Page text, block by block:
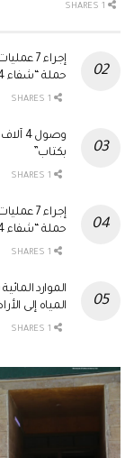
إجراء
حملة “شفاء 4”
وصول
بكتاب”
إجراء
حملة “شفاء 4”
الموارد
المياه إلى